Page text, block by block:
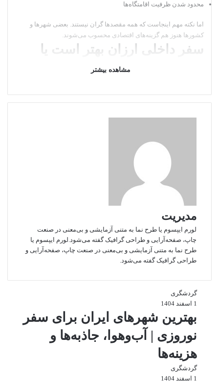
محدود شدن ظرفیت اقامتگاه‌ها
اما نکته مهم اینجاست که همه مقصدها گران نیستند. بعضی شهرها و
کشورها هنوز هم گزینه‌های اقتصادی محسوب می‌شوند.
سفر داخلی ارزان بهتر است یا
سفر خانوادگی
نداشتن پاسپورت
اما اگر بلیط مناسب پیدا کنید، بعضی کشورهای اطراف ایران می‌توانند
هزینه‌ای نزدیک به سفر داخلی داشته باشند.
ارزان‌ترین مقاصد داخلی برای
سفر نوروزی
در داخل کشور شهرهای زیادی وجود دارند که می‌توان با هزینه کم به آن‌ها
سفر کرد، مخصوصاً اگر محل اقامت اقتصادی انتخاب کنید.
مشهد؛ سفر اقتصادی با امکانات
زیاد
مشهد یکی از ارزان‌ترین مقاصد نوروزی است، چون:
تنوع هتل و اقامتگاه زیاد است
پرواز و قطار متنوع دارد
غذا با قیمت‌های مختلف پیدا می‌شود
امکان سفر زمینی وجود دارد
مشاهده بیشتر
مدیریت
لورم ایپسوم یا طرح‌ نما به متنی آزمایشی و بی‌معنی در صنعت
چاپ، صفحه‌آرایی و طراحی گرافیک گفته می‌شود.لورم ایپسوم یا
طرح‌ نما به متنی آزمایشی و بی‌معنی در صنعت چاپ، صفحه‌آرایی و
طراحی گرافیک گفته می‌شود.
گردشگری
1 اسفند 1404
بهترین شهرهای ایران برای سفر
نوروزی | آب‌وهوا، جاذبه‌ها و
هزینه‌ها
گردشگری
1 اسفند 1404